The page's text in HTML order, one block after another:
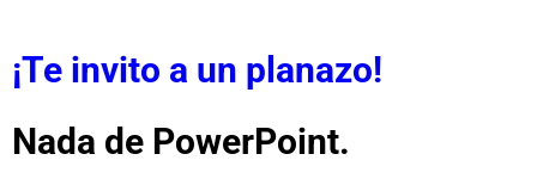
¡Te invito a un planazo!
Nada de PowerPoint.